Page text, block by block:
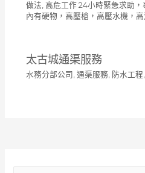
做法, 高危工作 24小時緊急求助
內有硬物，高壓槍，高壓水機，高
太古城通渠服務
水務分部公司 通渠服務 防水工程